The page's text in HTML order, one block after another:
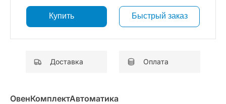
Купить Быстрый заказ
Доставка Оплата
ОвенКомплектАвтоматика